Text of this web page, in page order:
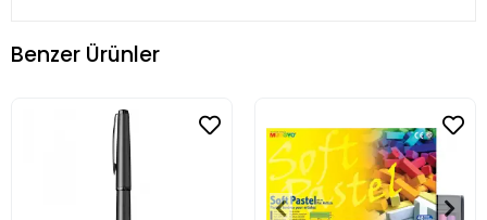
Benzer Ürünler